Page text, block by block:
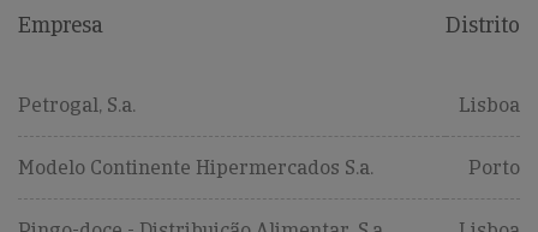
Empresa Distrito
Petrogal, S.a. Lisboa
Modelo Continente Hipermercados S.a. Porto